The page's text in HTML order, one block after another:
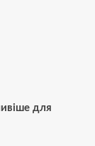
для